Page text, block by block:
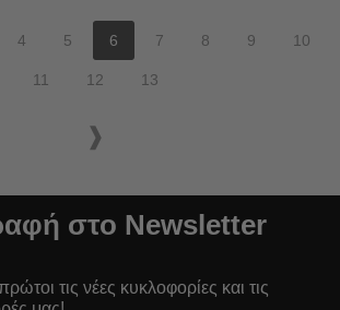
4 5 6 7 8 9 10
11 12 13
στο Newsletter
τις νέες κυκλοφορίες και τις